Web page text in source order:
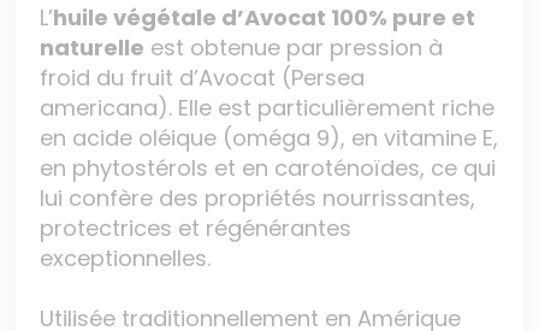
L’huile végétale d’Avocat 100% pure et
naturelle est obtenue par pression à
froid du fruit d’Avocat (Persea
americana). Elle est particulièrement riche
en acide oléique (oméga 9), en vitamine E,
en phytostérols et en caroténoïdes, ce qui
lui confère des propriétés nourrissantes,
protectrices et régénérantes
exceptionnelles.
Utilisée traditionnellement en Amérique